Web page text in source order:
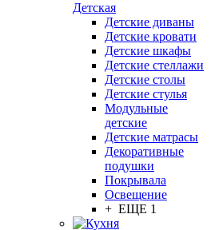
Детская
Детские диваны
Детские кровати
Детские шкафы
Детские стеллажи
Детские столы
Детские стулья
Модульные
детские
Детские матрасы
Декоративные
подушки
Покрывала
Освещение
+ ЕЩЕ 1